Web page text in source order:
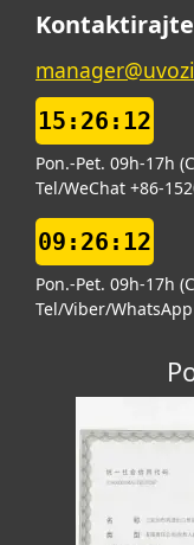
15:26:12
Pon.-Pet. 09h-17h
Tel/WeChat +86-
09:26:12
Pon.-Pet. 09h-17h
Tel/Viber/